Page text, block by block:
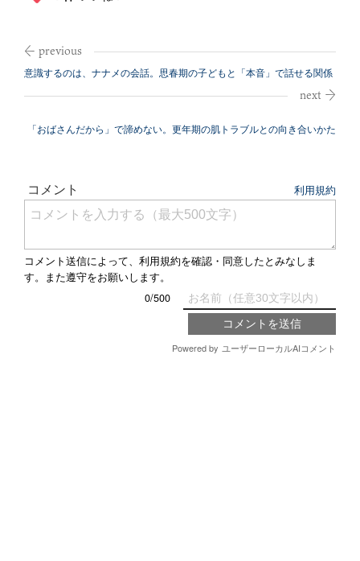
意識するのは、ナナメの会話。思春期の子どもと「本音」で話せる関係
「おばさんだから」で諦めない。更年期の肌トラブルとの向き合いかた